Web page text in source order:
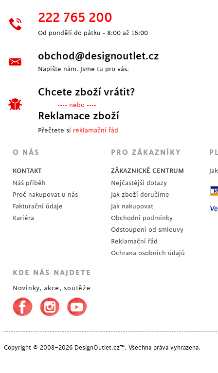
POSLEDNÍ KUSY
222 765 200
Od pondělí do pátku - 8:00 až 16:00
obchod@designoutlet.cz
Napište nám. Jsme tu pro vás.
Chcete zboží vrátit?
---- nebo ----
Reklamace zboží
Přečtete si reklamační řád
O NÁS
KONTAKT
Náš příběh
Proč nakupovat u nás
Fakturační údaje
Kariéra
PRO ZÁKAZNÍKY
ZÁKAZNICKÉ CENTRUM
Nejčastější dotazy
Jak zboží doručíme
Jak nakupovat
Obchodní podmínky
Odstoupení od smlouvy
Reklamační řád
Ochrana osobních údajů
KDE NÁS NAJDETE
Novinky, akce, soutěže
Copyright © 2008–2026 DesignOutlet.cz™. Všechna práva vyhrazena.